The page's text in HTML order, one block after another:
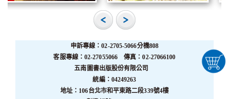
申訴專線：02-2705-5066分機808
客服專線：02-27055066 傳真：02-27066100
五南圖書出版股份有限公司
統編：04249263
地址：106台北市和平東路二段339號4樓